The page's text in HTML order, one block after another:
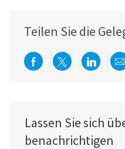
Teilen Sie die
ÜberPer Über
Lassen Sie sich
benachrichtigen